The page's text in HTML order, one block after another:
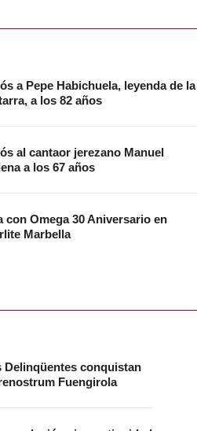
a Pepe Habichuela, leyenda de la
a los 82 años
al cantaor jerezano Manuel
a los 67 años
con Omega 30 Aniversario en
Marbella
Delinqüentes conquistan
Fuengirola